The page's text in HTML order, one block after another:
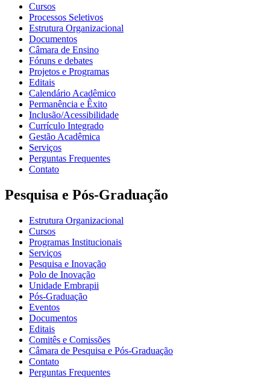
Cursos
Processos Seletivos
Estrutura Organizacional
Documentos
Câmara de Ensino
Fóruns e debates
Projetos e Programas
Editais
Calendário Acadêmico
Permanência e Êxito
Inclusão/Acessibilidade
Currículo Integrado
Gestão Acadêmica
Serviços
Perguntas Frequentes
Contato
Pesquisa e Pós-Graduação
Estrutura Organizacional
Cursos
Programas Institucionais
Serviços
Pesquisa e Inovação
Polo de Inovação
Unidade Embrapii
Pós-Graduação
Eventos
Documentos
Editais
Comitês e Comissões
Câmara de Pesquisa e Pós-Graduação
Contato
Perguntas Frequentes